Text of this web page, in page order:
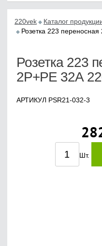
220vek Каталог
Розетка 223
Розетка 223
2Р+РЕ 32А
АРТИКУЛ PSR21-032-3
Шт.